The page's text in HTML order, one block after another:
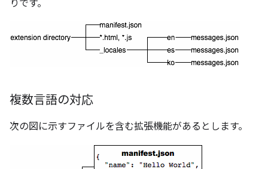
りです。
複数言語の対応
次の図に示すファイルを含む拡張機能があるとします。